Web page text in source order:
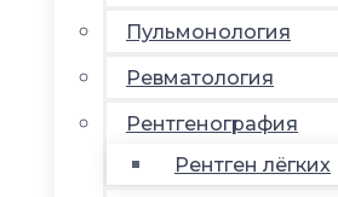
Пульмонология
Ревматология
Рентгенография
Рентген лёгких